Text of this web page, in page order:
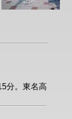
分。東名高